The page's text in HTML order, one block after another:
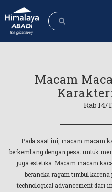
Macam
Rab 14/
Pada saat ini, macam macam
berkembang dengan pesat untuk
juga estetika. Macam macam
beraneka ragam timbul
technological advancement dari